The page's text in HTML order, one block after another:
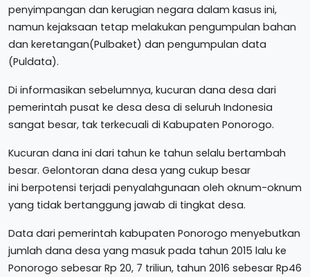
penyimpangan dan kerugian negara dalam kasus ini,
namun kejaksaan tetap melakukan pengumpulan bahan
dan keretangan(Pulbaket) dan pengumpulan data
(Puldata).
Di informasikan sebelumnya, kucuran dana desa dari
pemerintah pusat ke desa desa di seluruh Indonesia
sangat besar, tak terkecuali di Kabupaten Ponorogo.
Kucuran dana ini dari tahun ke tahun selalu bertambah
besar. Gelontoran dana desa yang cukup besar
ini berpotensi terjadi penyalahgunaan oleh oknum-oknum
yang tidak bertanggung jawab di tingkat desa.
Data dari pemerintah kabupaten Ponorogo menyebutkan
jumlah dana desa yang masuk pada tahun 2015 lalu ke
Ponorogo sebesar Rp 20, 7 triliun, tahun 2016 sebesar Rp46